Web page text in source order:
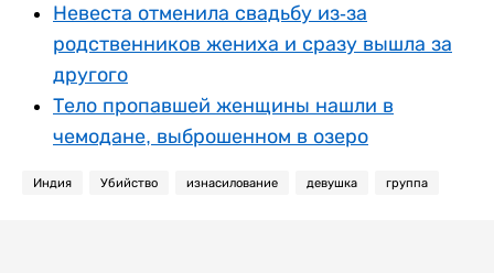
Невеста отменила свадьбу из-за
родственников жениха и сразу вышла за
другого
Тело пропавшей женщины нашли в
чемодане, выброшенном в озеро
Индия Убийство изнасилование девушка группа